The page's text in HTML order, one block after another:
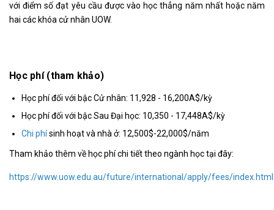
với điểm số đạt yêu cầu được vào học thẳng năm nhất hoặc năm
hai các khóa cử nhân UOW.
Học phí (tham khảo)
Học phí đối với bậc Cử nhân: 11,928 - 16,200A$/kỳ
Học phí đối với bậc Sau Đại học: 10,350 - 17,448A$/kỳ
Chi phísinh hoạt và nhà ở: 12,500$-22,000$/năm
Tham khảo thêm về học phí chi tiết theo ngành học tại đây:
https://www.uow.edu.au/future/international/apply/fees/index.html